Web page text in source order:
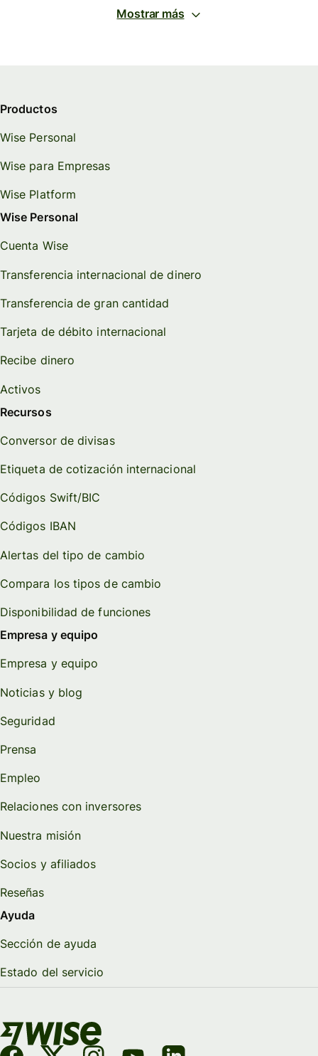
Mostrar más
Productos
Wise Personal
Wise para Empresas
Wise Platform
Wise Personal
Cuenta Wise
Transferencia internacional de dinero
Transferencia de gran cantidad
Tarjeta de débito internacional
Recibe dinero
Activos
Recursos
Conversor de divisas
Etiqueta de cotización internacional
Códigos Swift/BIC
Códigos IBAN
Alertas del tipo de cambio
Compara los tipos de cambio
Disponibilidad de funciones
Empresa y equipo
Empresa y equipo
Noticias y blog
Seguridad
Prensa
Empleo
Relaciones con inversores
Nuestra misión
Socios y afiliados
Reseñas
Ayuda
Sección de ayuda
Estado del servicio